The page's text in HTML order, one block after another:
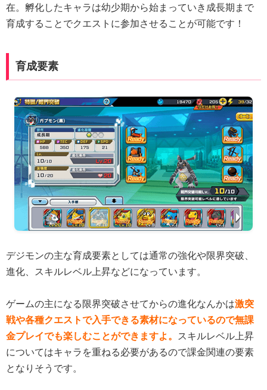
在。孵化したキャラは幼少期から始まっていき成長期まで
育成することでクエストに参加させることが可能です！
育成要素
デジモンの主な育成要素としては通常の強化や限界突破、
進化、スキルレベル上昇などになっています。
ゲームの主になる限界突破させてからの進化なんかは激突
戦や各種クエストで入手できる素材になっているので無課
金プレイでも楽しむことができますよ。
スキルレベル上昇
についてはキャラを重ねる必要があるので課金関連の要素
となりそうです。